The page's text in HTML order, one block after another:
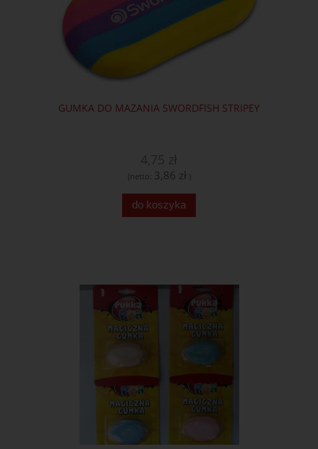
GUMKA DO MAZANIA SWORDFISH STRIPEY
(netto: 3,86 zł )
do koszyka